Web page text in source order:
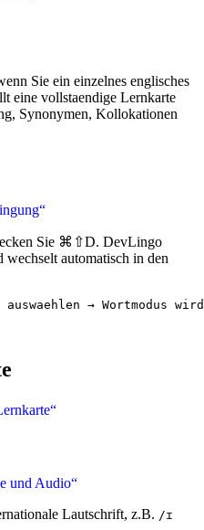
Sie ein einzelnes englisches
eine vollstaendige Lernkarte
Synonymen, Kollokationen
Sie ⌘⇧D. DevLingo
automatisch in den
→ Wortmodus
und Audio“
Lautschrift, z.B. /ɪ